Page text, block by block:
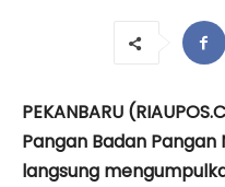
PEKANBARU
Pangan Badan Pangan
langsung